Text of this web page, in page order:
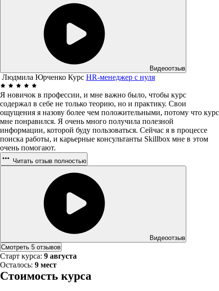
Видеоотзыв
Людмила Юрченко Курс HR-менеджер с нуля
Я новичок в профессии, и мне важно было, чтобы курс
содержал в себе не только теорию, но и практику. Свои
ощущения я назову более чем положительными, потому что курс
мне понравился. Я очень много получила полезной
информации, которой буду пользоваться. Сейчас я в процессе
поиска работы, и карьерные консультанты Skillbox мне в этом
очень помогают.
Читать отзыв полностью
Видеоотзыв
Смотреть 5 отзывов
Старт курса: 9 августа
Осталось: 9 мест
Стоимость курса